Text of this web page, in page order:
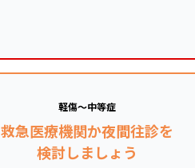
軽傷～中等症
救急医療機関か夜間往診を
検討しましょう